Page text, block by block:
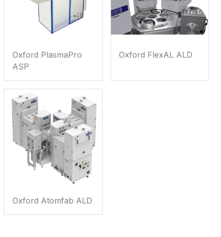
Oxford PlasmaPro
ASP
Oxford FlexAL ALD
Oxford Atomfab ALD